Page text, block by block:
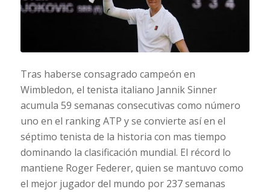
Tras haberse consagrado campeón en
Wimbledon, el tenista italiano Jannik Sinner
acumula 59 semanas consecutivas como número
uno en el ranking ATP y se convierte así en el
séptimo tenista de la historia con mas tiempo
dominando la clasificación mundial. El récord lo
mantiene Roger Federer, quien se mantuvo como
el mejor jugador del mundo por 237 semanas